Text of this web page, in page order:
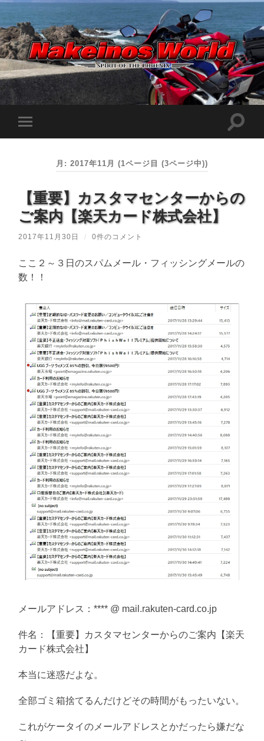
Nakeinos
world
ノ
ー
趣
味
や
ら
記
当
ロ
グ
バ
ー
を
切
り
替
検
を
切
月: 2017年11月 (1ページ目 (3ページ中))
【重要】カスタマセンターからの
ご案内【楽天カード株式会社】
2017年11月30日 / 0件のコメント
ここ２～３日のスパムメール・フィッシングメールの
数！！
メールアドレス：**** @ mail.rakuten-card.co.jp
件名：【重要】カスタマセンターからのご案内【楽天
カード株式会社】
本当に迷惑だよな。
全部ゴミ箱捨てるんだけどその時間がもったいない。
これがケータイのメールアドレスとかだったら嫌だな